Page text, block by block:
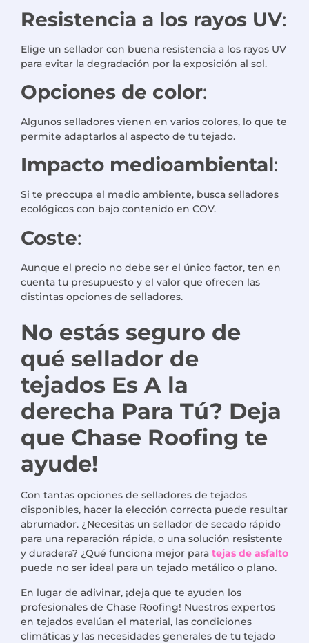
Resistencia a los rayos UV:
Elige un sellador con buena resistencia a los rayos UV
para evitar la degradación por la exposición al sol.
Opciones de color:
Algunos selladores vienen en varios colores, lo que te
permite adaptarlos al aspecto de tu tejado.
Impacto medioambiental:
Si te preocupa el medio ambiente, busca selladores
ecológicos con bajo contenido en COV.
Coste:
Aunque el precio no debe ser el único factor, ten en
cuenta tu presupuesto y el valor que ofrecen las
distintas opciones de selladores.
No estás seguro de
qué sellador de
tejados Es A la
derecha Para Tú? Deja
que Chase Roofing te
ayude!
Con tantas opciones de selladores de tejados
disponibles, hacer la elección correcta puede resultar
abrumador. ¿Necesitas un sellador de secado rápido
para una reparación rápida, o una solución resistente
y duradera? ¿Qué funciona mejor para tejas de asfalto
puede no ser ideal para un tejado metálico o plano.
En lugar de adivinar, ¡deja que te ayuden los
profesionales de Chase Roofing! Nuestros expertos
en tejados evalúan el material, las condiciones
climáticas y las necesidades generales de tu tejado